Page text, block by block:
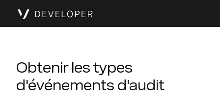
Obtenir les types
d'événements d'audit